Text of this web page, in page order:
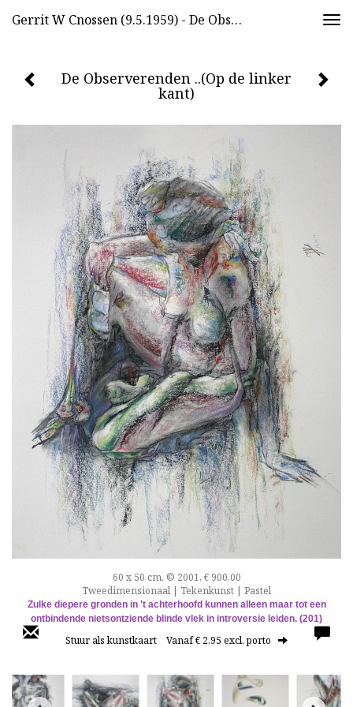
Gerrit W Cnossen (9.5.1959) - De Observerenden ..(Op De Linker Kant)
De Observerenden ..(Op de linker
kant)
60 x 50 cm, © 2001, € 900,00
Tweedimensionaal | Tekenkunst | Pastel
Zulke diepere gronden in 't achterhoofd kunnen alleen maar tot een
ontbindende nietsontziende blinde vlek in introversie leiden. (201)
Stuur als kunstkaart Vanaf € 2,95 excl. porto